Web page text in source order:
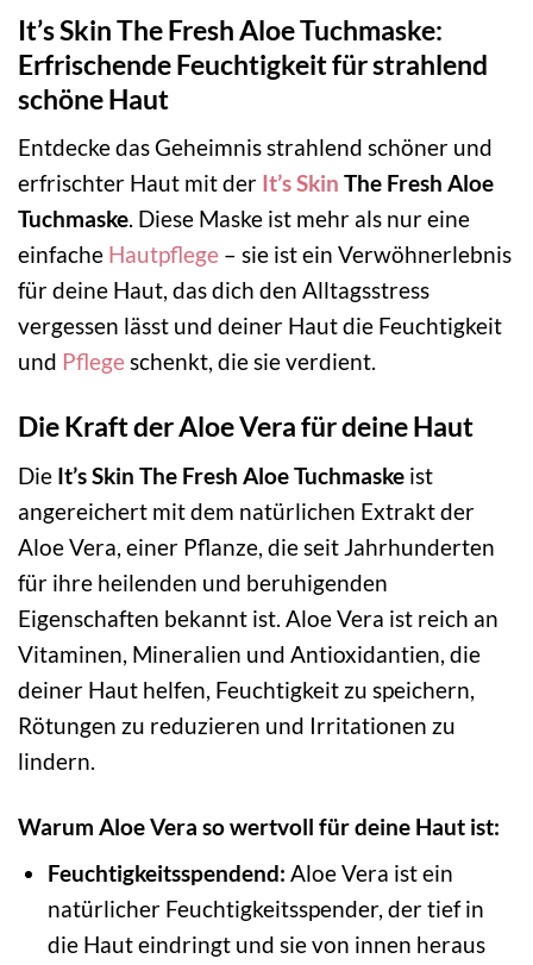
It’s Skin The Fresh Aloe Tuchmaske:
Erfrischende Feuchtigkeit für strahlend
schöne Haut
Entdecke das Geheimnis strahlend schöner und
erfrischter Haut mit der It’s Skin The Fresh Aloe
Tuchmaske. Diese Maske ist mehr als nur eine
einfache Hautpflege – sie ist ein Verwöhnerlebnis
für deine Haut, das dich den Alltagsstress
vergessen lässt und deiner Haut die Feuchtigkeit
und Pflegeschenkt, die sie verdient.
Die Kraft der Aloe Vera für deine Haut
Die It’s Skin The Fresh Aloe Tuchmaske ist
angereichert mit dem natürlichen Extrakt der
Aloe Vera, einer Pflanze, die seit Jahrhunderten
für ihre heilenden und beruhigenden
Eigenschaften bekannt ist. Aloe Vera ist reich an
Vitaminen, Mineralien und Antioxidantien, die
deiner Haut helfen, Feuchtigkeit zu speichern,
Rötungen zu reduzieren und Irritationen zu
lindern.
Warum Aloe Vera so wertvoll für deine Haut ist:
Feuchtigkeitsspendend: Aloe Vera ist ein
natürlicher Feuchtigkeitsspender, der tief in
die Haut eindringt und sie von innen heraus